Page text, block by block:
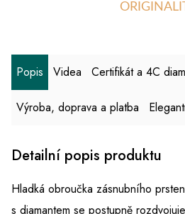
Popis Videa Certifikát a 4C
Výroba, doprava a platba
Detailní popis produktu
Hladká obroučka zásnubního
s diamantem se postupně